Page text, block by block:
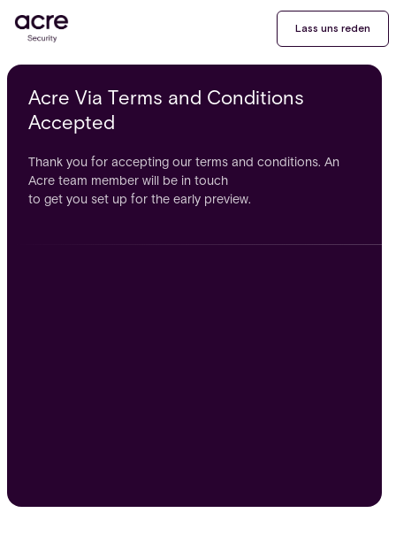
Lass uns reden
Acre Via Terms and Conditions
Accepted
Thank you for accepting our terms and conditions. An
Acre team member will be in touch
to get you set up for the early preview.